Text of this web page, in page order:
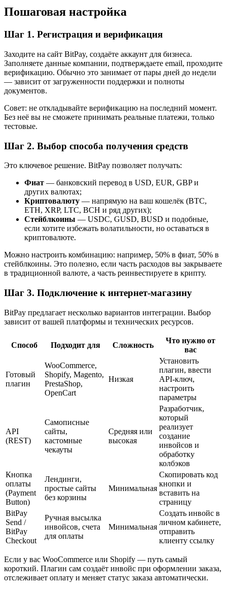
Пошаговая настройка
Шаг 1. Регистрация и верификация
Заходите на сайт BitPay, создаёте аккаунт для бизнеса.
Заполняете данные компании, подтверждаете email, проходите
верификацию. Обычно это занимает от пары дней до недели
— зависит от загруженности поддержки и полноты
документов.
Совет: не откладывайте верификацию на последний момент.
Без неё вы не сможете принимать реальные платежи, только
тестовые.
Шаг 2. Выбор способа получения средств
Это ключевое решение. BitPay позволяет получать:
Фиат — банковский перевод в USD, EUR, GBP и
других валютах;
Криптовалюту — напрямую на ваш кошелёк (BTC,
ETH, XRP, LTC, BCH и ряд других);
Стейблкоины — USDC, GUSD, BUSD и подобные,
если хотите избежать волатильности, но оставаться в
криптовалюте.
Можно настроить комбинацию: например, 50% в фиат, 50% в
стейблкоины. Это полезно, если часть расходов вы закрываете
в традиционной валюте, а часть реинвестируете в крипту.
Шаг 3. Подключение к интернет-магазину
BitPay предлагает несколько вариантов интеграции. Выбор
зависит от вашей платформы и технических ресурсов.
Способ Подходит для Сложность
Что нужно от
вас
Готовый
плагин
WooCommerce,
Shopify, Magento,
PrestaShop,
OpenCart
Низкая
Установить
плагин, ввести
API-ключ,
настроить
параметры
API
(REST)
Самописные
сайты,
кастомные
чекауты
Средняя или
высокая
Разработчик,
который
реализует
создание
инвойсов и
обработку
колбэков
Кнопка
оплаты
(Payment
Button)
Лендинги,
простые сайты
без корзины
Минимальная
Скопировать код
кнопки и
вставить на
страницу
BitPay
Send /
BitPay
Checkout
Ручная высылка
инвойсов, счета
для оплаты
Минимальная
Создать инвойс в
личном кабинете,
отправить
клиенту ссылку
Если у вас WooCommerce или Shopify — путь самый
короткий. Плагин сам создаёт инвойс при оформлении заказа,
отслеживает оплату и меняет статус заказа автоматически.